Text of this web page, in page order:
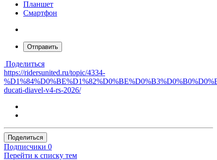
Планшет
Смартфон
Отправить
Поделиться
https://ridersunited.ru/topic/4334-
ducati-diavel-v4-rs-2026/
Поделиться
Подписчики 0
Перейти к списку тем